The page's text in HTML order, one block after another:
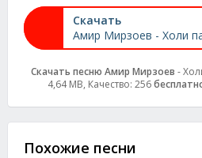
Скачать
Амир Мирзоев - Холи
Скачать песню Амир Мирзоев -
4,64 MB, Качество: 256
Похожие песни